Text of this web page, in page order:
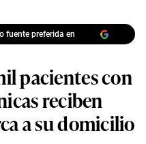
fuente preferida en
pacientes con
reciben
a su domicilio